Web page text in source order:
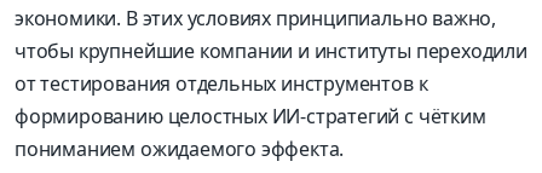
экономики. В этих условиях принципиально важно,
чтобы крупнейшие компании и институты переходили
от тестирования отдельных инструментов к
формированию целостных ИИ-стратегий с чётким
пониманием ожидаемого эффекта.